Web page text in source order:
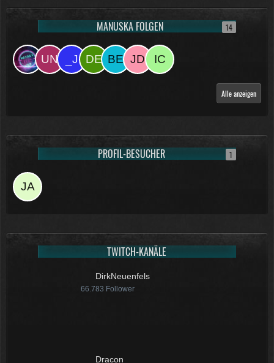
MANUSKA FOLGEN 14
Alle anzeigen
PROFIL-BESUCHER 1
TWITCH-KANÄLE
DirkNeuenfels
66.783 Follower
Dracon